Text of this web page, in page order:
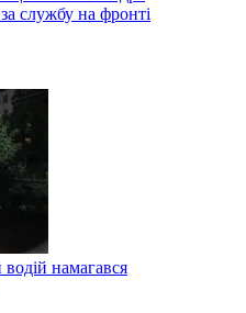
службу на фронті
намагався